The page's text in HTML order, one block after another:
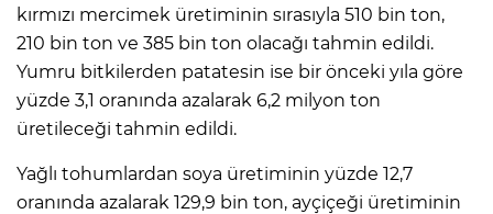
kırmızı mercimek üretiminin sırasıyla 510 bin ton,
210 bin ton ve 385 bin ton olacağı tahmin edildi.
Yumru bitkilerden patatesin ise bir önceki yıla göre
yüzde 3,1 oranında azalarak 6,2 milyon ton
üretileceği tahmin edildi.
Yağlı tohumlardan soya üretiminin yüzde 12,7
oranında azalarak 129,9 bin ton, ayçiçeği üretiminin